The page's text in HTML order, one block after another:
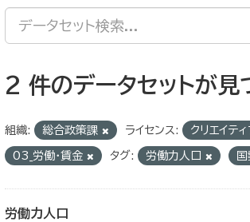
2 件のデータセットが見
組織: 総合政策課 ライセンス: クリエイテ
03_労働・賃金 タグ: 労働力人口
労働力人口